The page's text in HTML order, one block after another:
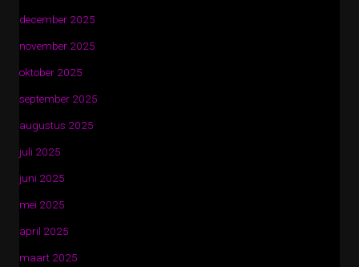
december 2025
november 2025
oktober 2025
september 2025
augustus 2025
juli 2025
juni 2025
mei 2025
april 2025
maart 2025